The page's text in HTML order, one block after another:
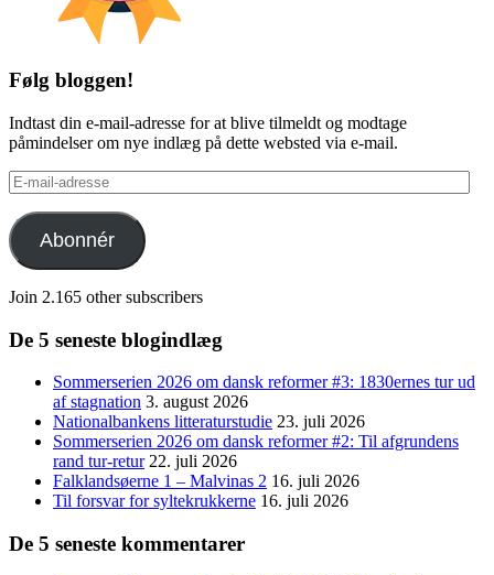
Følg bloggen!
Indtast din e-mail-adresse for at blive tilmeldt og modtage
påmindelser om nye indlæg på dette websted via e-mail.
E-
mail-
adresse
Abonnér
Join 2.165 other subscribers
De 5 seneste blogindlæg
Sommerserien 2026 om dansk reformer #3: 1830ernes tur ud
af stagnation 3. august 2026
Nationalbankens litteraturstudie 23. juli 2026
Sommerserien 2026 om dansk reformer #2: Til afgrundens
rand tur-retur 22. juli 2026
Falklandsøerne 1 – Malvinas 2 16. juli 2026
Til forsvar for syltekrukkerne 16. juli 2026
De 5 seneste kommentarer